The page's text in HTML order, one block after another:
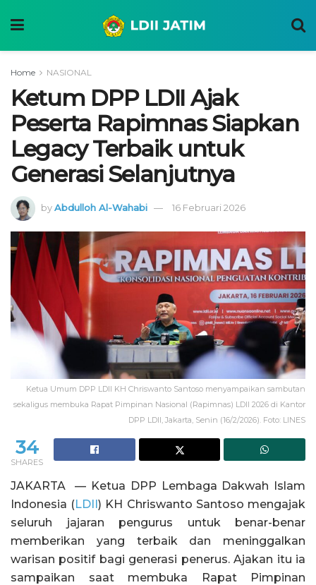
Home NASIONAL
Ketum DPP LDII Ajak
Peserta Rapimnas Siapkan
Legacy Terbaik untuk
Generasi Selanjutnya
byAbdulloh Al-Wahabi 16 Februari 2026
Ketua Umum DPP LDII KH Chriswanto Santoso menyampaikan sambutan
sekaligus membuka Rapat Pimpinan Nasional (Rapimnas) LDII 2026 di Kantor
DPP LDII, Jakarta, Senin (16/2/2026). Foto: LINES
34
SHARES
JAKARTA — Ketua DPP Lembaga Dakwah Islam
Indonesia (LDII) KH Chriswanto Santoso mengajak
seluruh jajaran pengurus untuk benar-benar
memberikan yang terbaik dan meninggalkan
warisan positif bagi generasi penerus. Ajakan itu ia
sampaikan saat membuka Rapat Pimpinan